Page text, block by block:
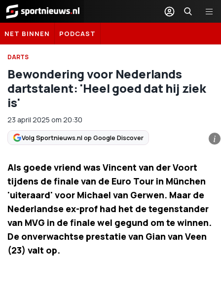
Sportnieuws.nl
NET BINNEN PODCAST
DARTS
Bewondering voor Nederlands
dartstalent: 'Heel goed dat hij ziek
is'
23 april 2025 om 20:30
Volg Sportnieuws.nl op Google Discover i
Als goede vriend was Vincent van der Voort
tijdens de finale van de Euro Tour in München
'uiteraard' voor Michael van Gerwen. Maar de
Nederlandse ex-prof had het de tegenstander
van MVG in de finale wel gegund om te winnen.
De onverwachtse prestatie van Gian van Veen
(23) valt op.